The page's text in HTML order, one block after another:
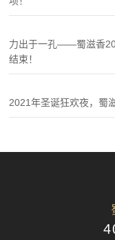
力出于一孔——蜀滋香
结束！
2021年圣诞狂欢夜，蜀